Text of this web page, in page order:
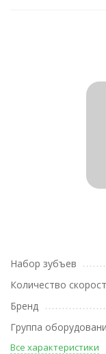
Набор зубъев
Количество
Бренд
Группа
Все характеристики